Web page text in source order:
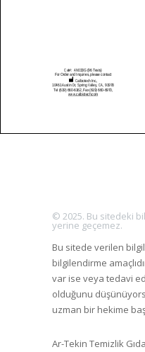
© 2025. Bu sitedeki
yerine geçemez.
Bu sitede verilen
bilgilendirme
var ise veya tedavi
olduğunu
uzman bir hekime
Ar-Tekin Temizlik